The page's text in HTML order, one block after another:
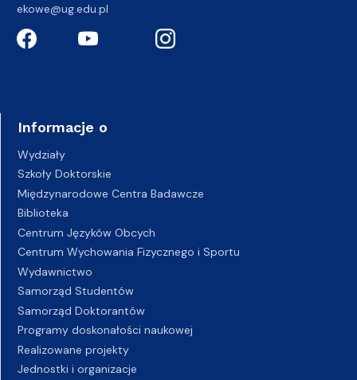
ekowe@ug.edu.pl
Informacje o
Wydziały
Szkoły Doktorskie
Międzynarodowe Centra Badawcze
Biblioteka
Centrum Języków Obcych
Centrum Wychowania Fizycznego i Sportu
Wydawnictwo
Samorząd Studentów
Samorząd Doktorantów
Programy doskonałości naukowej
Realizowane projekty
Jednostki i organizacje